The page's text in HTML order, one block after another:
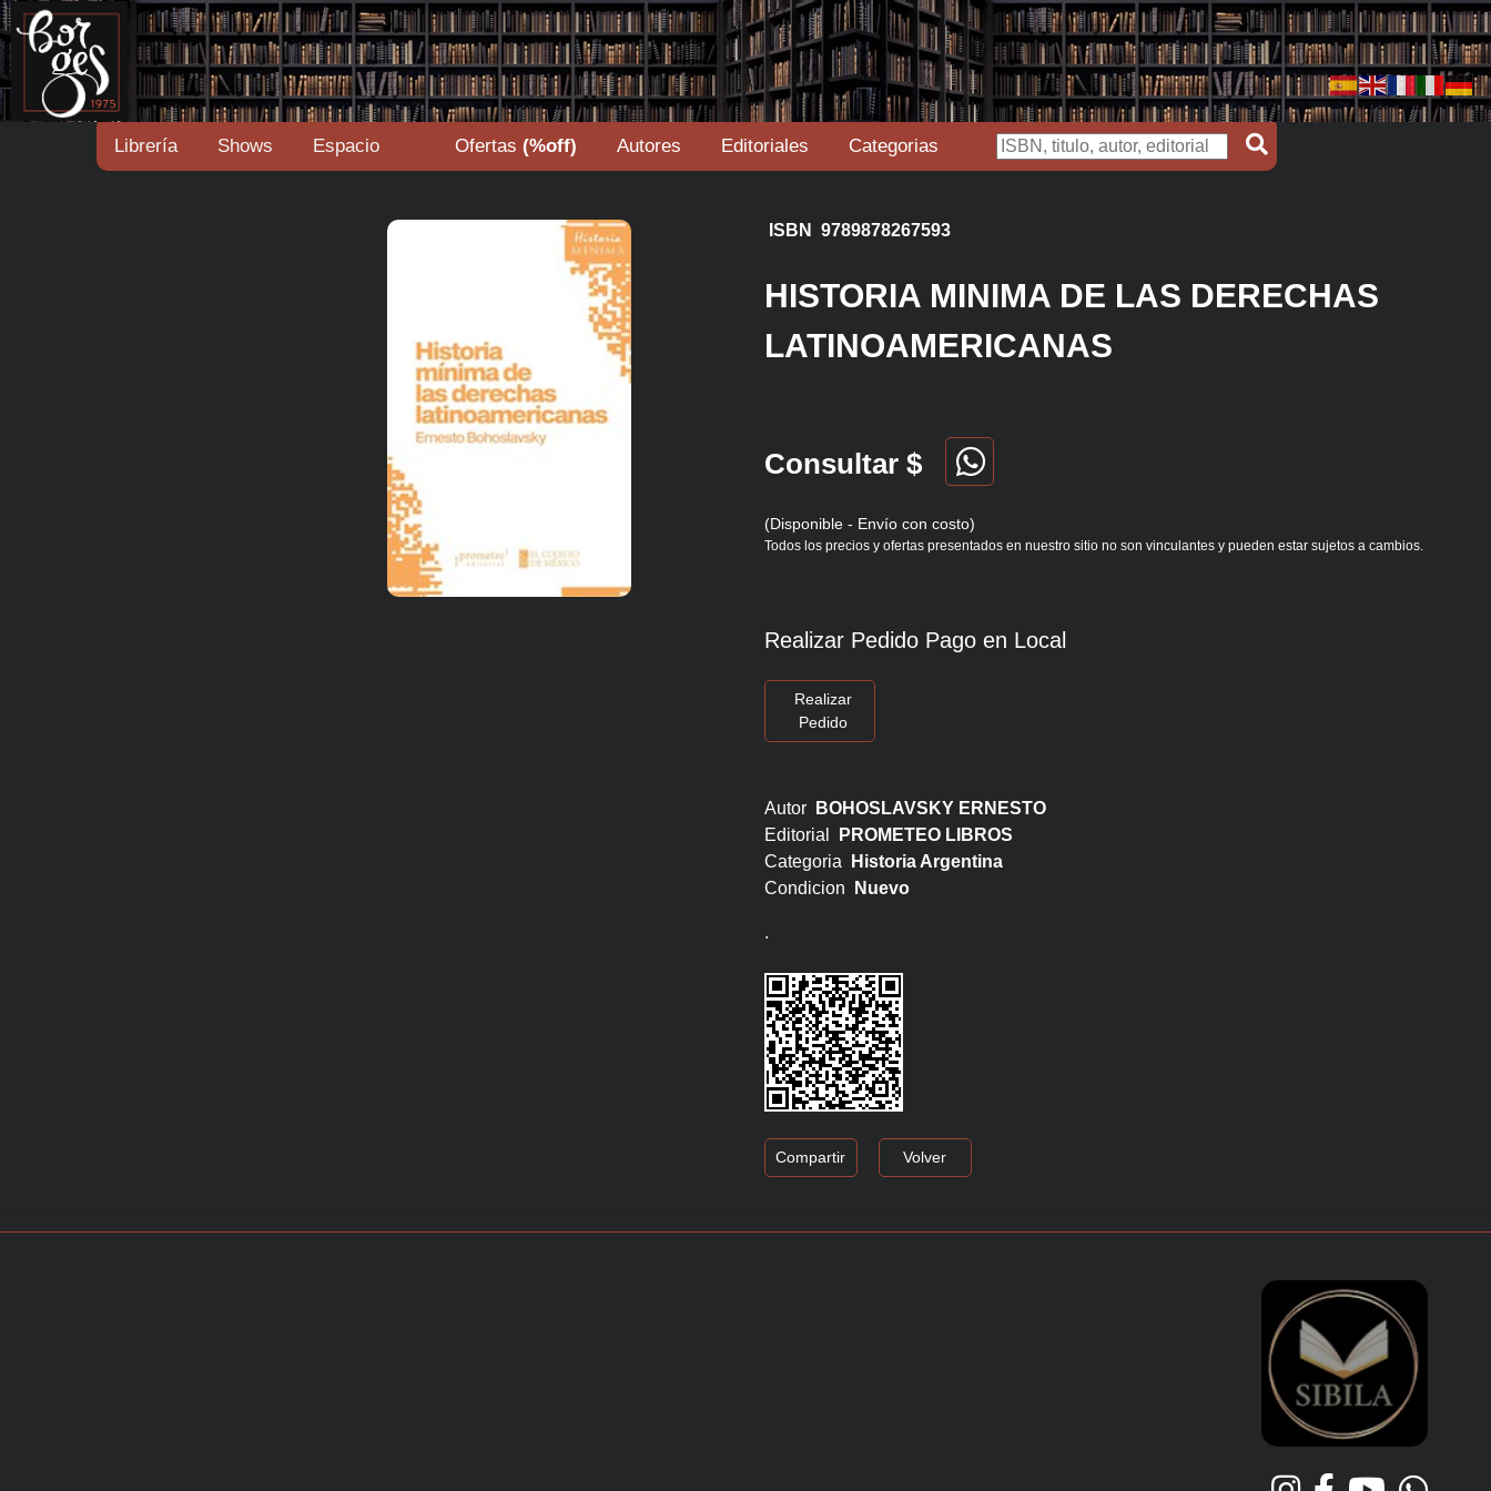
Librería Shows Espacio Ofertas (%off) Autores Editoriales Categorias
ISBN 9789878267593
HISTORIA MINIMA DE LAS DERECHAS
LATINOAMERICANAS
Consultar $
(Disponible - Envío con costo)
Todos los precios y ofertas presentados en nuestro sitio no son vinculantes y pueden estar sujetos a cambios.
Realizar Pedido Pago en Local
Realizar
Pedido
Autor
BOHOSLAVSKY ERNESTO
Editorial
PROMETEO LIBROS
Categoria
Historia Argentina
Condicion
Nuevo
.
Compartir Volver